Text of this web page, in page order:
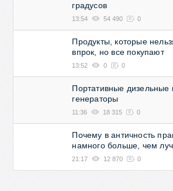
градусов
13:54 54 490 0
Продукты, которые
впрок, но все покупают
13:52 0 0
Портативные дизельные
генераторы
11:36 18 315 0
Почему в античность
намного больше, чем
21:17 12 870 0